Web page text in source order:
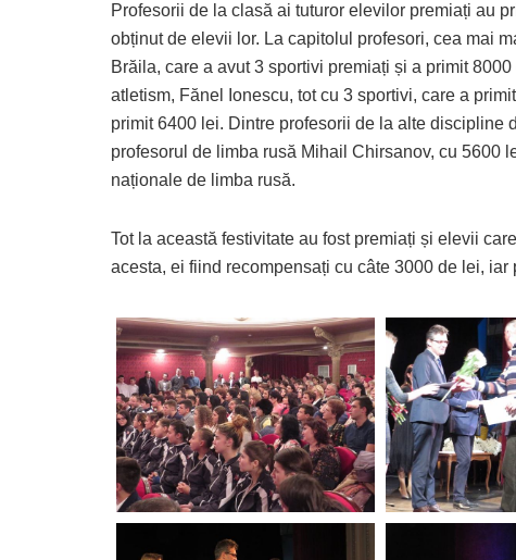
Profesorii de la clasă ai tuturor elevilor premiați au
obținut de elevii lor. La capitolul profesori, cea mai
Brăila, care a avut 3 sportivi premiați și a primit
atletism, Fănel Ionescu, tot cu 3 sportivi, care a
primit 6400 lei. Dintre profesorii de la alte discipline
profesorul de limba rusă Mihail Chirsanov, cu 5600
naționale de limba rusă.
Tot la această festivitate au fost premiați și elevii
acesta, ei fiind recompensați cu câte 3000 de lei,